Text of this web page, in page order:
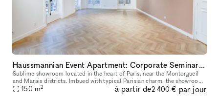
Haussmannian Event Apartment: Corporate Seminars, Conferences, Showrooms...
Sublime showroom located in the heart of Paris, near the Montorgueil
and Marais districts. Imbued with typical Parisian charm, the showroom
offers an incomparable showcase. You can rent it to highlig
150 m2 à partir de2 400 € par jour